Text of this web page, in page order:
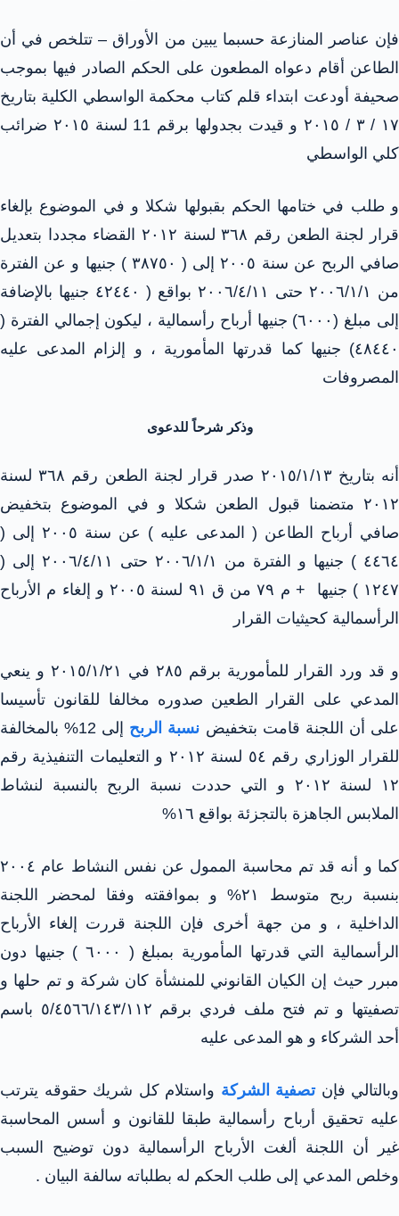
فإن عناصر المنازعة حسبما يبين من الأوراق – تتلخص في أن
الطاعن أقام دعواه المطعون على الحكم الصادر فيها بموجب
صحيفة أودعت ابتداء قلم كتاب محكمة الواسطي الكلية بتاريخ
١٧ / ٣ / ٢٠١٥ و قیدت بجدولها برقم 11 لسنة ٢٠١٥ ضرائب
كلي الواسطي
و طلب في ختامها الحكم بقبولها شكلا و في الموضوع بإلغاء
قرار لجنة الطعن رقم ٣٦٨ لسنة ٢٠١٢ القضاء مجددا بتعديل
صافي الربح عن سنة ٢٠٠٥ إلى ( ٣٨٧٥٠ ) جنيها و عن الفترة
من ۲۰۰٦/۱/۱ حتى ۲۰۰٦/٤/١١ بواقع ( ٤٢٤٤٠ جنيها بالإضافة
إلى مبلغ (٦٠٠٠) جنيها أرباح رأسمالية ، ليكون إجمالي الفترة (
٤٨٤٤٠) جنيها كما قدرتها المأمورية ، و إلزام المدعى عليه
المصروفات
وذكر شرحاً للدعوى
أنه بتاريخ ۲۰۱٥/۱/۱۳ صدر قرار لجنة الطعن رقم ٣٦٨ لسنة
٢٠١٢ متضمنا قبول الطعن شكلا و في الموضوع بتخفيض
صافي أرباح الطاعن ( المدعى عليه ) عن سنة ٢٠٠٥ إلى (
٤٤٦٤ ) جنيها و الفترة من ۲۰۰٦/١/١ حتى ۲۰۰٦/٤/١١ إلى (
١٢٤٧ ) جنيها + م ۷۹ من ق ۹۱ لسنة ٢٠٠٥ و إلغاء م الأرباح
الرأسمالية كحيثيات القرار
و قد ورد القرار للمأمورية برقم ٢٨٥ في ٢٠١٥/١/٢١ و ينعي
المدعي على القرار الطعين صدوره مخالفا للقانون تأسيسا
على أن اللجنة قامت بتخفيض نسبة الربح
إلى 12% بالمخالفة
للقرار الوزاري رقم ٥٤ لسنة ۲۰۱۲ و التعليمات التنفيذية رقم
۱۲ لسنة ۲۰۱۲ و التي حددت نسبة الربح بالنسبة لنشاط
الملابس الجاهزة بالتجزئة بواقع ١٦%
كما و أنه قد تم محاسبة الممول عن نفس النشاط عام ۲۰۰٤
بنسبة ربح متوسط ۲۱% و بموافقته وفقا لمحضر اللجنة
الداخلية ، و من جهة أخرى فإن اللجنة قررت إلغاء الأرباح
الرأسمالية التي قدرتها المأمورية بمبلغ ( ٦٠٠٠ ) جنيها دون
مبرر حيث إن الكيان القانوني للمنشأة كان شركة و تم حلها و
تصفيتها و تم فتح ملف فردي برقم ٥/٤٥٦٦/١٤٣/١١٢ باسم
أحد الشركاء و هو المدعى عليه
وبالتالي فإنتصفية الشركة واستلام كل شريك حقوقه يترتب
عليه تحقيق أرباح رأسمالية طبقا للقانون و أسس المحاسبة
غير أن اللجنة ألغت الأرباح الرأسمالية دون توضيح السبب
وخلص المدعي إلى طلب الحكم له بطلباته سالفة البيان .